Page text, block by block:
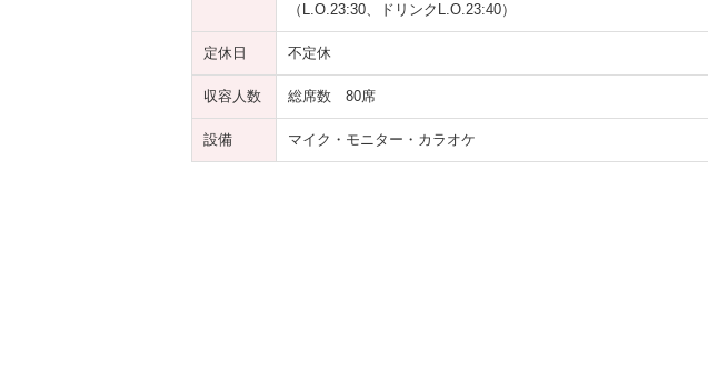
（L.O.23:30、ドリンクL.O.23:40）
定休日 不定休
収容人数 総席数 80席
設備 マイク・モニター・カラオケ